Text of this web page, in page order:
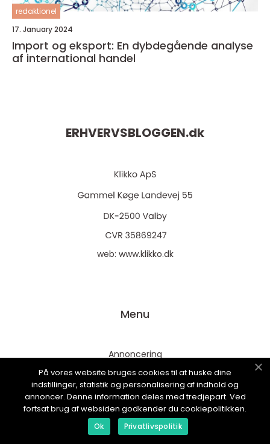
redaktionel
17. January 2024
Import og eksport: En dybdegående analyse
af international handel
ERHVERVSBLOGGEN.dk
web: www.klikko.dk
Menu
Annoncering
Om os
Cookies
Kontakt os
Sitemap
På vores website bruges cookies til at huske dine
indstillinger, statistik og personalisering af indhold og
annoncer. Denne information deles med tredjepart. Ved
fortsat brug af websiden godkender du cookiepolitikken.
Ok Privatlivspolitik